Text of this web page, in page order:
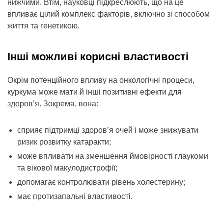
нижчими. Втім, науковці підкреслюють, що на це
впливає цілий комплекс факторів, включно зі способом
життя та генетикою.
Інші можливі корисні властивості
Окрім потенційного впливу на онкологічні процеси,
куркума може мати й інші позитивні ефекти для
здоров’я. Зокрема, вона:
сприяє підтримці здоров’я очей і може знижувати
ризик розвитку катаракти;
може впливати на зменшення ймовірності глаукоми
та вікової макулодистрофії;
допомагає контролювати рівень холестерину;
має протизапальні властивості.